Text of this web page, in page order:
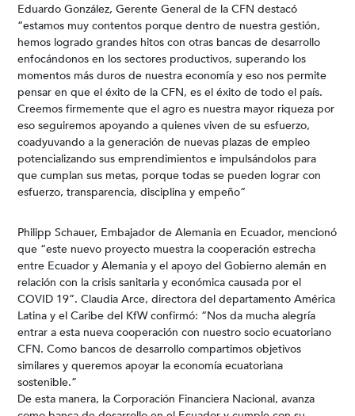
Eduardo González, Gerente General de la CFN destacó
“estamos muy contentos porque dentro de nuestra gestión,
hemos logrado grandes hitos con otras bancas de desarrollo
enfocándonos en los sectores productivos, superando los
momentos más duros de nuestra economía y eso nos permite
pensar en que el éxito de la CFN, es el éxito de todo el país.
Creemos firmemente que el agro es nuestra mayor riqueza por
eso seguiremos apoyando a quienes viven de su esfuerzo,
coadyuvando a la generación de nuevas plazas de empleo
potencializando sus emprendimientos e impulsándolos para
que cumplan sus metas, porque todas se pueden lograr con
esfuerzo, transparencia, disciplina y empeño“
Philipp Schauer, Embajador de Alemania en Ecuador, mencionó
que “este nuevo proyecto muestra la cooperación estrecha
entre Ecuador y Alemania y el apoyo del Gobierno alemán en
relación con la crisis sanitaria y económica causada por el
COVID 19”. Claudia Arce, directora del departamento América
Latina y el Caribe del KfW confirmó: “Nos da mucha alegría
entrar a esta nueva cooperación con nuestro socio ecuatoriano
CFN. Como bancos de desarrollo compartimos objetivos
similares y queremos apoyar la economía ecuatoriana
sostenible.”
De esta manera, la Corporación Financiera Nacional, avanza